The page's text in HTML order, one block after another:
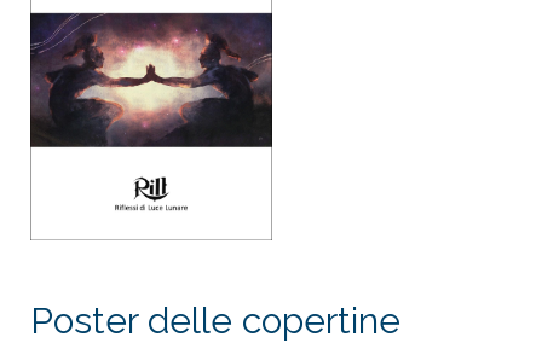
Poster delle copertine